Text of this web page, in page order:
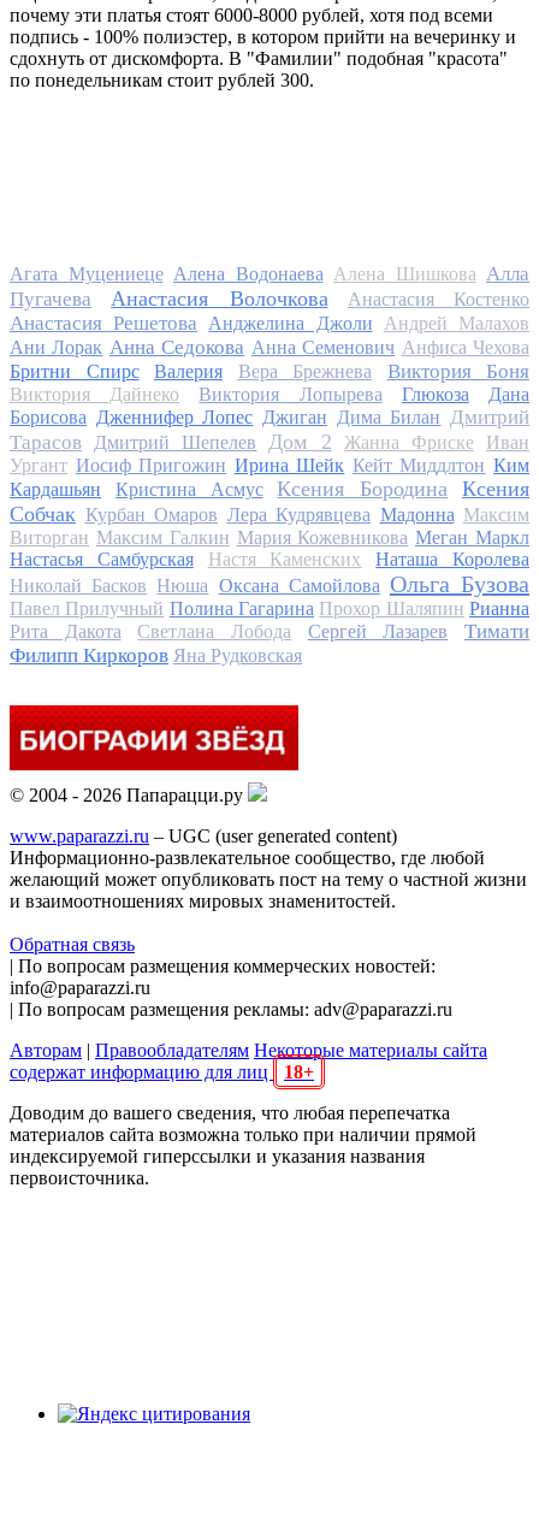
почему эти платья стоят 6000-8000 рублей, хотя под всеми
подпись - 100% полиэстер, в котором прийти на вечеринку и
сдохнуть от дискомфорта. В "Фамилии" подобная "красота"
по понедельникам стоит рублей 300.
Агата Муцениеце Алена Водонаева Алена Шишкова Алла
Пугачева
Анастасия Волочкова Анастасия Костенко
Анастасия Решетова Анджелина Джоли
Андрей Малахов
Ани Лорак Анна Седокова Анна Семенович Анфиса Чехова
Бритни Спирс
Валерия Вера Брежнева Виктория Боня
Виктория Дайнеко Виктория Лопырева Глюкоза
Дана
Борисова Дженнифер Лопес Джиган Дима Билан Дмитрий
Тарасов
Дмитрий Шепелев Дом 2 Жанна Фриске
Иван
Ургант Иосиф Пригожин Ирина Шейк Кейт Миддлтон Ким
Кардашьян
Кристина Асмус Ксения Бородина
Ксения
Собчак Курбан Омаров Лера Кудрявцева Мадонна Максим
Виторган Максим Галкин Мария Кожевникова Меган Маркл
Настасья Самбурская
Настя Каменских
Наташа Королева
Николай Басков Нюша Оксана Самойлова Ольга Бузова
Павел Прилучный Полина Гагарина Прохор Шаляпин Рианна
Рита Дакота
Светлана Лобода Сергей Лазарев
Тимати
Филипп Киркоров Яна Рудковская
© 2004 - 2026 Папарацци.ру
www.paparazzi.ru – UGC (user generated content)
Информационно-развлекательное сообщество, где любой
желающий может опубликовать пост на тему о частной жизни
и взаимоотношениях мировых знаменитостей.
Обратная связь
| По вопросам размещения коммерческих новостей:
info@paparazzi.ru
| По вопросам размещения рекламы: adv@paparazzi.ru
Авторам | Правообладателям Некоторые материалы сайта
содержат информацию для лиц
18+
Доводим до вашего сведения, что любая перепечатка
материалов сайта возможна только при наличии прямой
индексируемой гиперссылки и указания названия
первоисточника.